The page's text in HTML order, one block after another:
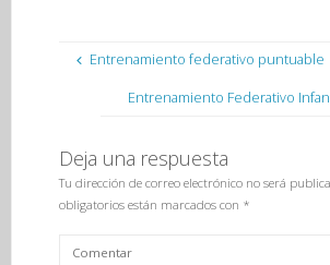
Entrenamiento federativo puntuable
Entrenamiento Federativo
Deja una respuesta
Tu dirección de correo electrónico no será
obligatorios están marcados con *